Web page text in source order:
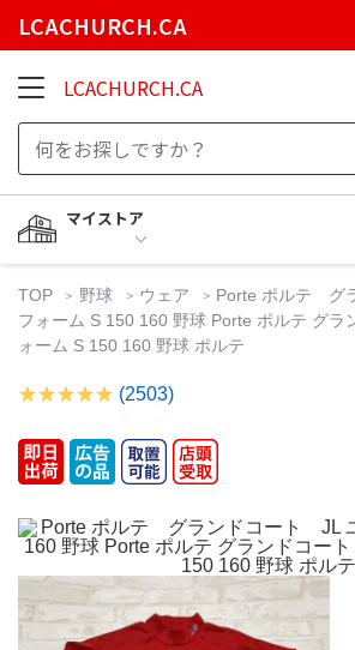
LCACHURCH.CA
LCACHURCH.CA
マイストア
TOP 野球 ウェア
Porte ポルテ グ
フォーム S 150 160 野球 Porte ポルテ グラ
ォーム S 150 160 野球 ポルテ
(2503)